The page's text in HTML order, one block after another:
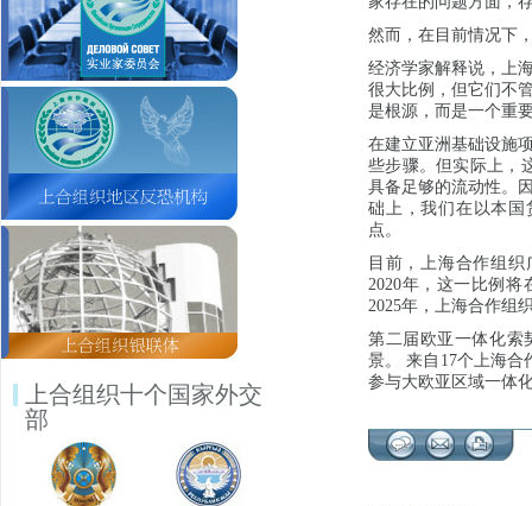
上合组织十个国家外交
部
然而，在目前情况下
经济学家解释说，上
很大比例，但它们不
是根源，而是一个重
在建立亚洲基础设施
些步骤。但实际上，
具备足够的流动性。
础上，我们在以本
点。
目前，上海合作组
2020年，这一比例将
2025年，上海合作组
第二届欧亚一体化索
景。 来自17个上海合
参与大欧亚区域一体